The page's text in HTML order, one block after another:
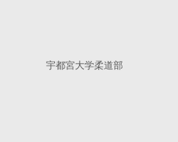
宇都宮大学柔道部